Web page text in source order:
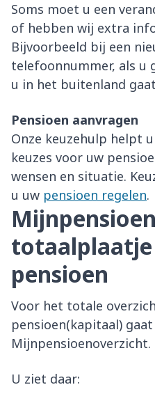
Soms moet u een
of hebben wij extra
Bijvoorbeeld bij een
telefoonnummer, als u
u in het buitenland
Pensioen aanvragen
Onze keuzehulp helpt
keuzes voor uw
wensen en situatie.
u uw pensioen regelen.
pensioen
Voor het totale
pensioen(kapitaal)
Mijnpensioenoverzicht.
U ziet daar: